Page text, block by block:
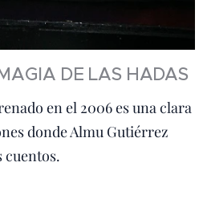
DE LAS HADAS
en el 2006 es una clara
donde Almu Gutiérrez
cuentos.